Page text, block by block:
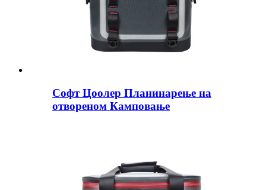
Софт Цоолер Планинарење на
отвореном Камповање